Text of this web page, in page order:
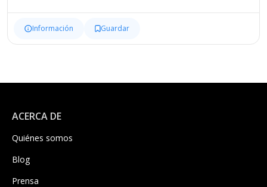
Información Guardar
ACERCA DE
Quiénes somos
Blog
Prensa